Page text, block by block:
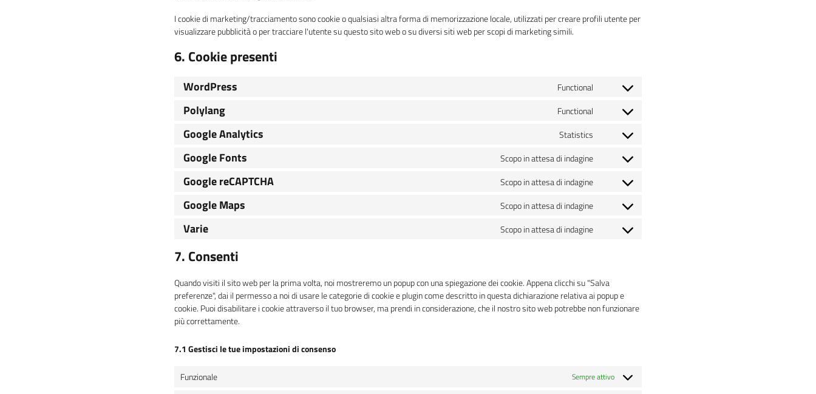
I cookie di marketing/tracciamento sono cookie o qualsiasi altra forma di memorizzazione locale, utilizzati per creare profili utente per
visualizzare pubblicità o per tracciare l'utente su questo sito web o su diversi siti web per scopi di marketing simili.
6. Cookie presenti
WordPress Functional
Consent
service
wordpress
Polylang Functional
Consent
service
polylang
Google Analytics Statistics
Consent
service
google-
Google Fonts Scopo in attesa di indagine
Consent
service
google-
Google reCAPTCHA Scopo in attesa di indagine
Consent
service
google-
Google Maps Scopo in attesa di indagine
Consent
service
Varie Scopo in attesa di indagine
Consent
7. Consenti
Quando visiti il sito web per la prima volta, noi mostreremo un popup con una spiegazione dei cookie. Appena clicchi su "Salva
preferenze", dai il permesso a noi di usare le categorie di cookie e plugin come descritto in questa dichiarazione relativa ai popup e
cookie. Puoi disabilitare i cookie attraverso il tuo browser, ma prendi in considerazione, che il nostro sito web potrebbe non funzionare
più correttamente.
7.1 Gestisci le tue impostazioni di consenso
Funzionale Sempre attivo